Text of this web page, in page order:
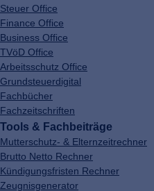
Steuer Office
Finance Office
Business Office
TVöD Office
Arbeitsschutz Office
Grundsteuerdigital
Fachbücher
Fachzeitschriften
Tools & Fachbeiträge
Mutterschutz- & Elternzeitrechner
Brutto Netto Rechner
Kündigungsfristen Rechner
Zeugnisgenerator